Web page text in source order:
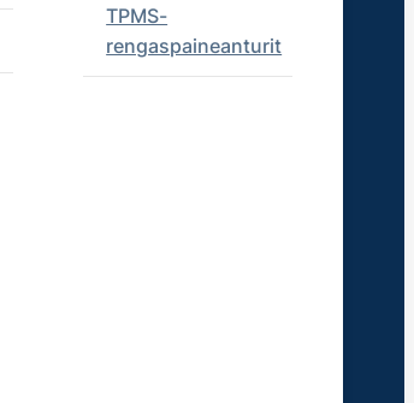
TPMS-
rengaspaineanturit